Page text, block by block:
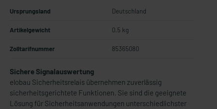
Ursprungsland Deutschland
Artikelgewicht 0.5 kg
Zolltarifnummer 85365080
Sichere Signalauswertung
elobau Sicherheitsrelais übernehmen zuverlässig
sicherheitsgerichtete Funktionen. Sie sind die geeignete
Lösung für Sicherheitsanwendungen unterschiedlichster